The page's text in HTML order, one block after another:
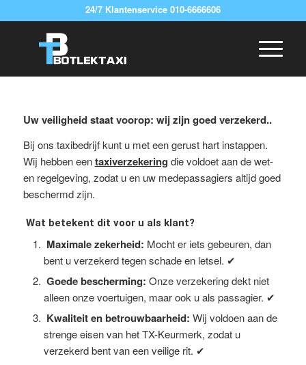
24/7 Klantenservice 010-6666606
Uw veiligheid staat voorop: wij zijn goed verzekerd..
Bij ons taxibedrijf kunt u met een gerust hart instappen.
Wij hebben eentaxiverzekering die voldoet aan de wet-
en regelgeving, zodat u en uw medepassagiers altijd goed
beschermd zijn.
Wat betekent dit voor u als klant?
Maximale zekerheid: Mocht er iets gebeuren, dan
bent u verzekerd tegen schade en letsel. ✔
Goede bescherming: Onze verzekering dekt niet
alleen onze voertuigen, maar ook u als passagier. ✔
Kwaliteit en betrouwbaarheid: Wij voldoen aan de
strenge eisen van het TX-Keurmerk, zodat u
verzekerd bent van een veilige rit. ✔